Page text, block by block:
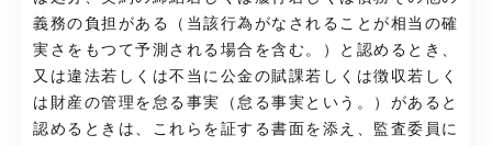
義務の負担がある（当該行為がなされることが相当の確
実さをもつて予測される場合を含む。）と認めるとき、
又は違法若しくは不当に公金の賦課若しくは徴収若しく
は財産の管理を怠る事実（怠る事実という。）があると
認めるときは、これらを証する書面を添え、監査委員に